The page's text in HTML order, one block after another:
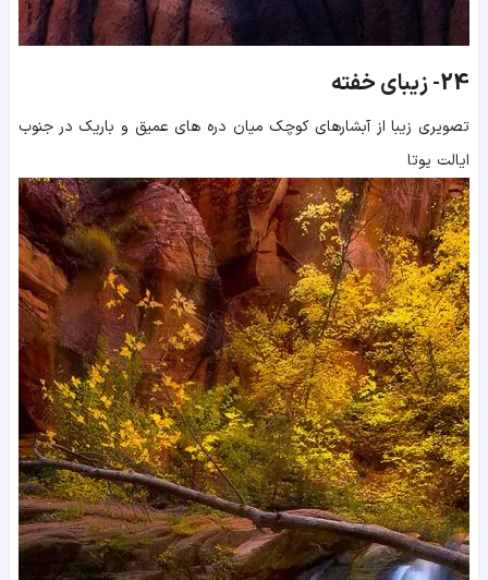
24- زیبای خفته
تصویری زیبا از آبشارهای کوچک میان دره های عمیق و باریک در جنوب
ایالت یوتا